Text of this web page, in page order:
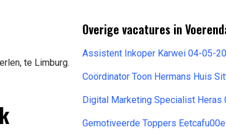
te Limburg.
Overige vacatures in
Assistent Inkoper Karwei 04-05-
Coördinator Toon Hermans Huis
Digital Marketing Specialist
Gemotiveerde Toppers